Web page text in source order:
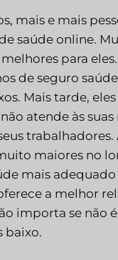
mais e mais
saúde online.
para
de seguro
Mais tarde,
atende às
trabalhadores.
maiores no
mais
a melhor
importa se não
baixo.